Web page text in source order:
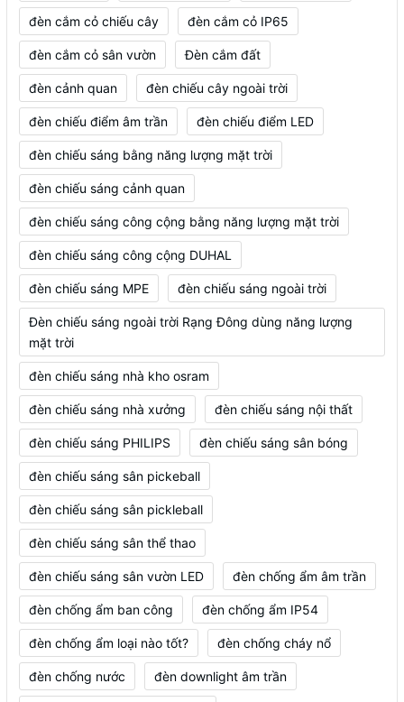
đèn cắm cỏ chiếu cây đèn cắm cỏ IP65
đèn cắm cỏ sân vườn Đèn cắm đất
đèn cảnh quan đèn chiếu cây ngoài trời
đèn chiếu điểm âm trần đèn chiếu điểm LED
đèn chiếu sáng bằng năng lượng mặt trời
đèn chiếu sáng cảnh quan
đèn chiếu sáng công cộng bằng năng lượng mặt trời
đèn chiếu sáng công cộng DUHAL
đèn chiếu sáng MPE đèn chiếu sáng ngoài trời
Đèn chiếu sáng ngoài trời Rạng Đông dùng năng lượng
mặt trời
đèn chiếu sáng nhà kho osram
đèn chiếu sáng nhà xưởng đèn chiếu sáng nội thất
đèn chiếu sáng PHILIPS đèn chiếu sáng sân bóng
đèn chiếu sáng sân pickeball
đèn chiếu sáng sân pickleball
đèn chiếu sáng sân thể thao
đèn chiếu sáng sân vườn LED đèn chống ẩm âm trần
đèn chống ẩm ban công đèn chống ẩm IP54
đèn chống ẩm loại nào tốt? đèn chống cháy nổ
đèn chống nước đèn downlight âm trần